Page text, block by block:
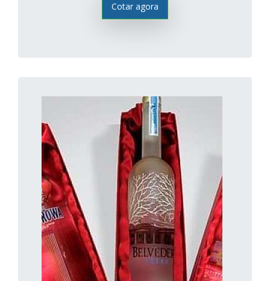
Cotar agora